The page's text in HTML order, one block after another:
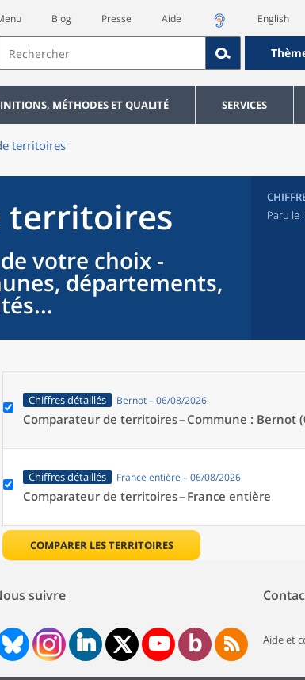
Blog Presse Aide English
MÉTHODES ET QUALITÉ SERVICES
territoires
territoires
votre choix -
départements,
Paru le :
Chiffres détaillés Bernot – 06/08/2026
Comparateur de territoires – Commune : Bernot
Chiffres détaillés France entière – 06/08/2026
Comparateur de territoires – France entière
COMPARER LES TERRITOIRES
suivre
Aide et